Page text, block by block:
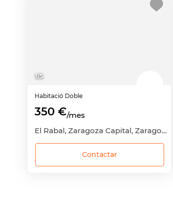
1/5
Habitació Doble
350 €/mes
El Rabal, Zaragoza Capital, Zaragoza
Contactar